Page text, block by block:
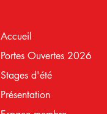
Accueil
Portes Ouvertes 2026
Stages d'été
Présentation